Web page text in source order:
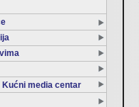
media centar